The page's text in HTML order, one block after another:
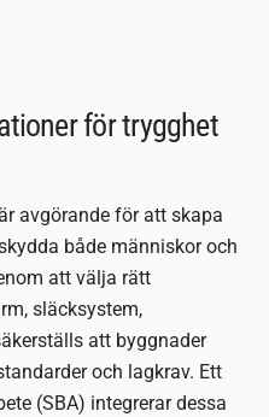
för trygghet
avgörande för att skapa
både människor och
att välja rätt
släcksystem,
att byggnader
och lagkrav. Ett
(SBA) integrerar dessa